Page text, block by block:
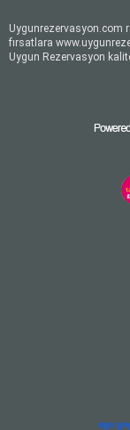
Uygunrezervasyon.com
fırsatlara
Uygun Rezervasyon